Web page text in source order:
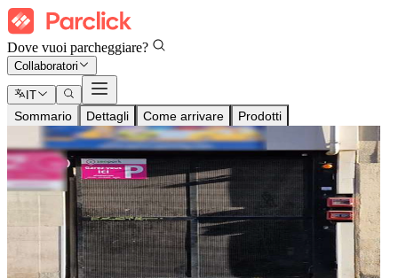
Dove vuoi parcheggiare?
Collaboratori
IT
Sommario Dettagli Come arrivare Prodotti